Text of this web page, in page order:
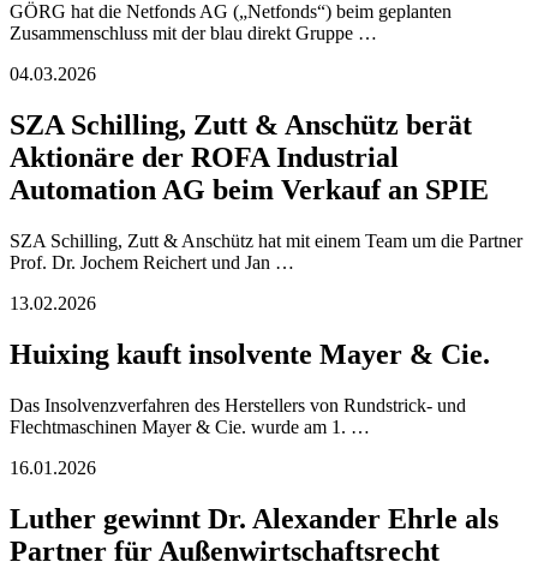
GÖRG hat die Netfonds AG („Netfonds“) beim geplanten
Zusammenschluss mit der blau direkt Gruppe …
04.03.2026
SZA Schilling, Zutt & Anschütz berät
Aktionäre der ROFA Industrial
Automation AG beim Verkauf an SPIE
SZA Schilling, Zutt & Anschütz hat mit einem Team um die Partner
Prof. Dr. Jochem Reichert und Jan …
13.02.2026
Huixing kauft insolvente Mayer & Cie.
Das Insolvenzverfahren des Herstellers von Rundstrick- und
Flechtmaschinen Mayer & Cie. wurde am 1. …
16.01.2026
Luther gewinnt Dr. Alexander Ehrle als
Partner für Außenwirtschaftsrecht